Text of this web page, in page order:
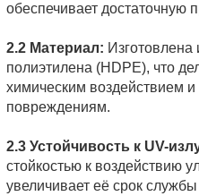
обеспечивает достаточную
2.2 Материал: Изготовлена
полиэтилена (HDPE), что
химическим воздействием
повреждениям.
2.3 Устойчивость к UV-
стойкостью к воздействию
увеличивает её срок